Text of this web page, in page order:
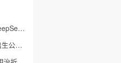
宇树科技IPO估值600亿元 DeepSeek参与战略配售
特朗普再签两份行政令限制出生公民权 意图打击生育旅游产业